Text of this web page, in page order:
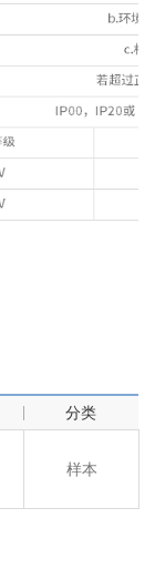
分类
样本